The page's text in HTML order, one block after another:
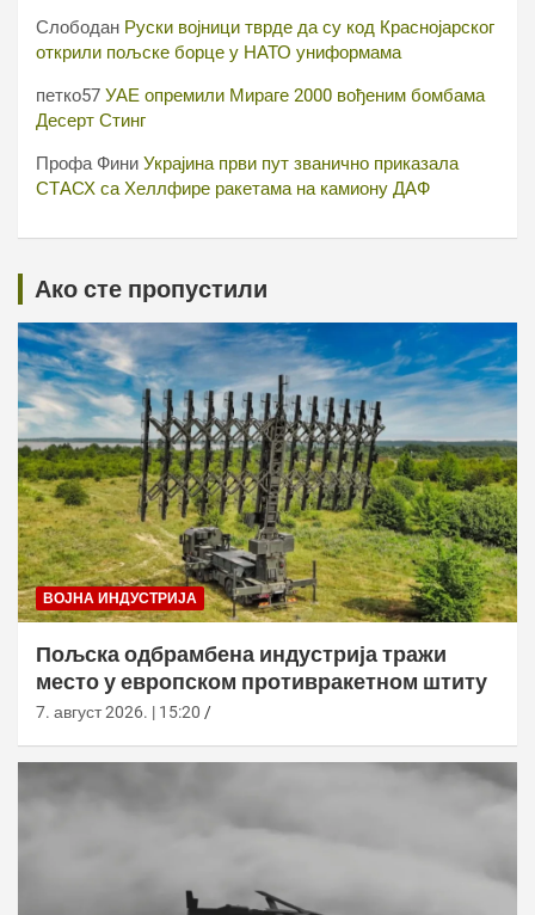
Слободан Руски војници тврде да су код Краснојарског
открили пољске борце у НАТО униформама
петко57 УАЕ опремили Мираге 2000 вођеним бомбама
Десерт Стинг
Профа Фини Украјина први пут званично приказала
СТАСХ са Хеллфире ракетама на камиону ДАФ
Ако сте пропустили
ВОЈНА ИНДУСТРИЈА
Пољска одбрамбена индустрија тражи
место у европском противракетном штиту
7. август 2026. | 15:20